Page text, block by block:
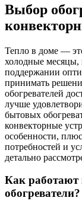
Выбор
Тепло в доме —
холодные месяцы,
поддержании
принимать
обогревателей
лучше
бытовых
конвекторные
особенности,
потребностей и
детально
Как работают
обогреватели?